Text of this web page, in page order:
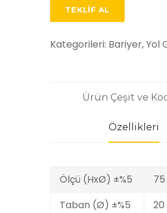
TEKLIF AL
Kategorileri: Bariyer, Yol
Ürün Çeşit ve
Özellikleri
Ölçü (HxØ) ±%5
Taban (Ø) ±%5